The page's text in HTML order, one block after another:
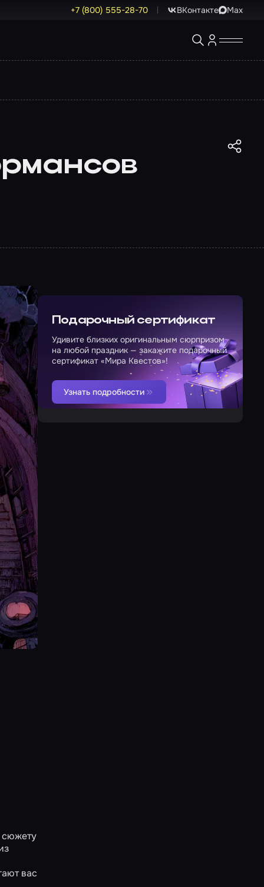
+7 (800) 555-28-70 ВКонтакте Max
сюжету
вас
Подарочный сертификат
Удивите близких оригинальным сюрпризом
на любой праздник — закажите подарочный
сертификат «Мира Квестов»!
Узнать подробности